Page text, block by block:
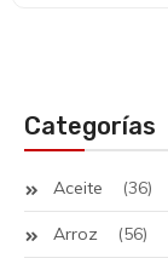
Categorías
Aceite (36)
Arroz (56)